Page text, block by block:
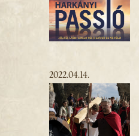
2022.04.14.